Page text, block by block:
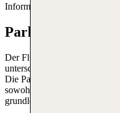
Informationen zu
Parken am
Der Flughafen bietet eine
unterschiedlichen
Die Parkplätze sind gut
sowohl für Kurzzeit- als auch
grundlegende Informationen